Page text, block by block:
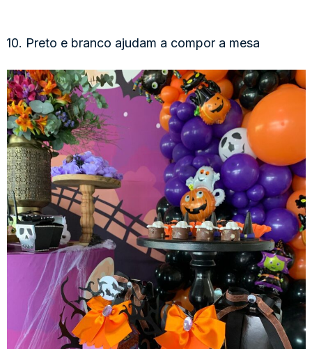
10. Preto e branco ajudam a compor a mesa